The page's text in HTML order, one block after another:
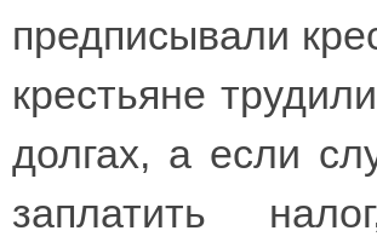
предписывали
крестьяне
долгах, а если
заплатить